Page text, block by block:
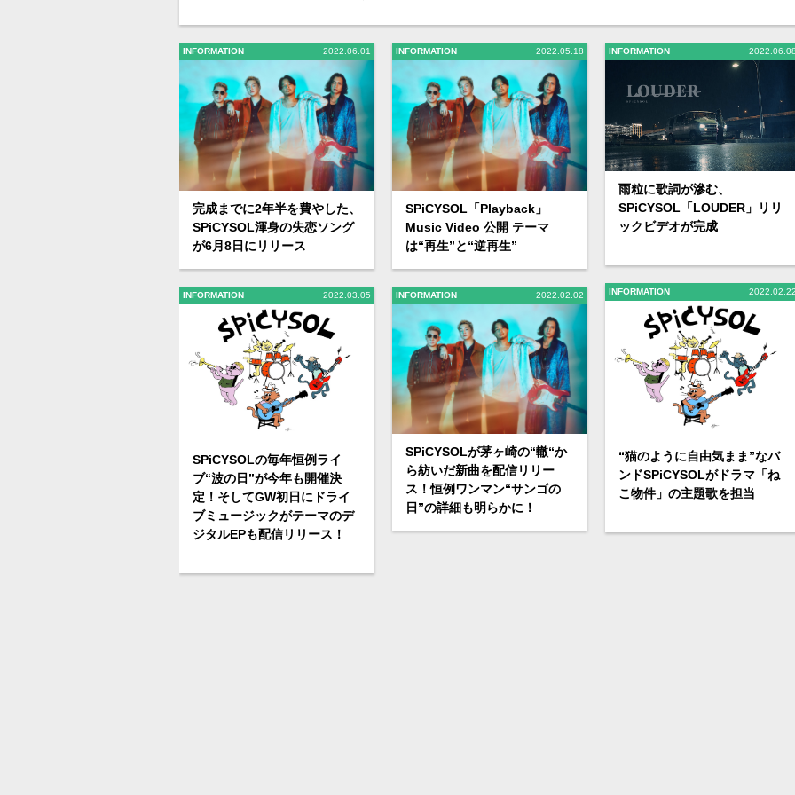
INFORMATION 2022.06.01
完成までに2年半を費やした、
SPiCYSOL渾身の失恋ソング
が6月8日にリリース
INFORMATION 2022.03.05
SPiCYSOLの毎年恒例ライ
ブ“波の日”が今年も開催決
定！そしてGW初日にドライ
ブミュージックがテーマのデ
ジタルEPも配信リリース！
INFORMATION 2022.05.18
SPiCYSOL「Playback」
Music Video 公開 テーマ
は“再生”と“逆再生”
INFORMATION 2022.02.02
SPiCYSOLが茅ヶ崎の“轍“か
ら紡いだ新曲を配信リリー
ス！恒例ワンマン“サンゴの
日”の詳細も明らかに！
INFORMATION
雨粒に歌詞が滲む、
SPiCYSOL「LOUDER」リリ
ックビデオが完成
INFORMATION
“猫のように自由気まま”なバ
ンドSPiCYSOLがドラマ「ね
こ物件」の主題歌を担当